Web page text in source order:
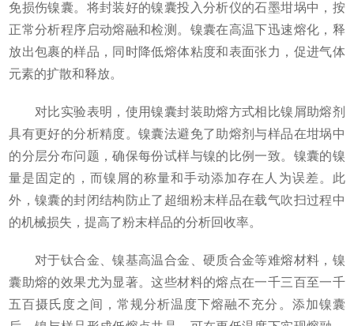
免损伤镍囊。将封装好的镍囊投入分析仪的石墨坩埚中，按
正常分析程序启动熔融和检测。镍囊在高温下迅速熔化，释
放出包裹的样品，同时降低熔体粘度和表面张力，促进气体
元素的扩散和释放。
对比实验表明，使用镍囊封装助熔方式相比镍屑助熔剂
具有更好的分析精度。镍囊法避免了助熔剂与样品在坩埚中
的分层分布问题，确保每份试样与镍的比例一致。镍囊的镍
量是固定的，而镍屑的称量和手动添加存在人为误差。此
外，镍囊的封闭结构防止了超细粉末样品在载气吹扫过程中
的机械损失，提高了粉末样品的分析回收率。
对于钛合金、镍基高温合金、硬质合金等难熔材料，镍
囊助熔的效果尤为显著。这些材料的熔点在一千三百至一千
五百摄氏度之间，常规分析温度下熔融不充分。添加镍囊